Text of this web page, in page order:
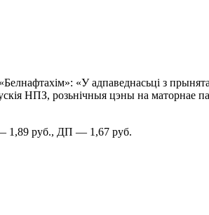
«У адпаведнасьці з
НПЗ, розьнічныя цэны на
1,89 руб., ДП — 1,67 руб.